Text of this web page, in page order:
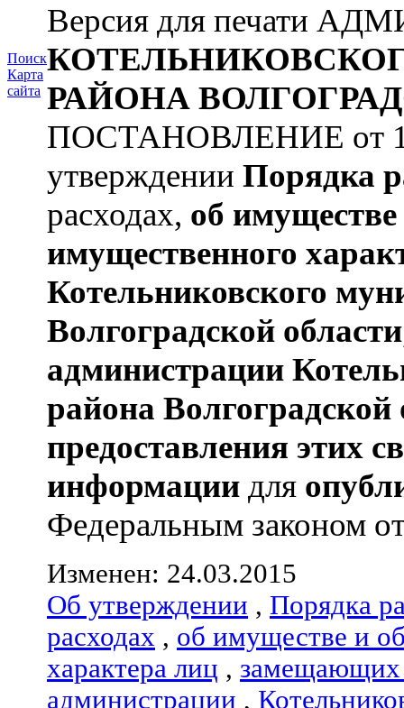
Поиск
Карта
сайта
Версия для печати
РАЙОНА
ПОСТАНОВЛЕНИЕ от
утверждении Порядка
расходах, об имуществе
имущественного
Котельниковского
Волгоградской области
администрации
района Волгоградской
предоставления этих
информации для
Федеральным законом
Изменен: 24.03.2015
Об утверждении , Порядка
расходах , об имуществе и
характера лиц , замещающих
администрации ,